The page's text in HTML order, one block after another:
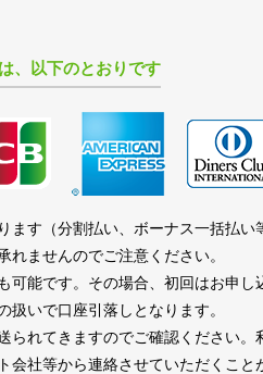
、以下のとおりです
ます（分割払い、ボーナス一括払い
ませんのでご注意ください。
可能です。その場合、初回はお申
いで口座引落しとなります。
られてきますのでご確認ください。
会社等から連絡させていただくこと